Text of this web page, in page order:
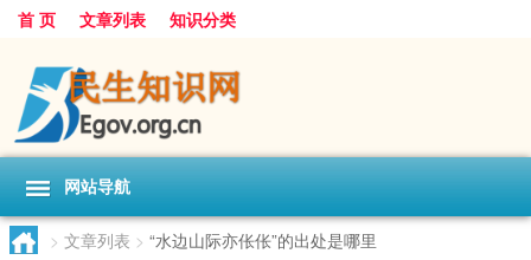
首 页 文章列表 知识分类
网站导航
> 文章列表 > “水边山际亦伥伥”的出处是哪里